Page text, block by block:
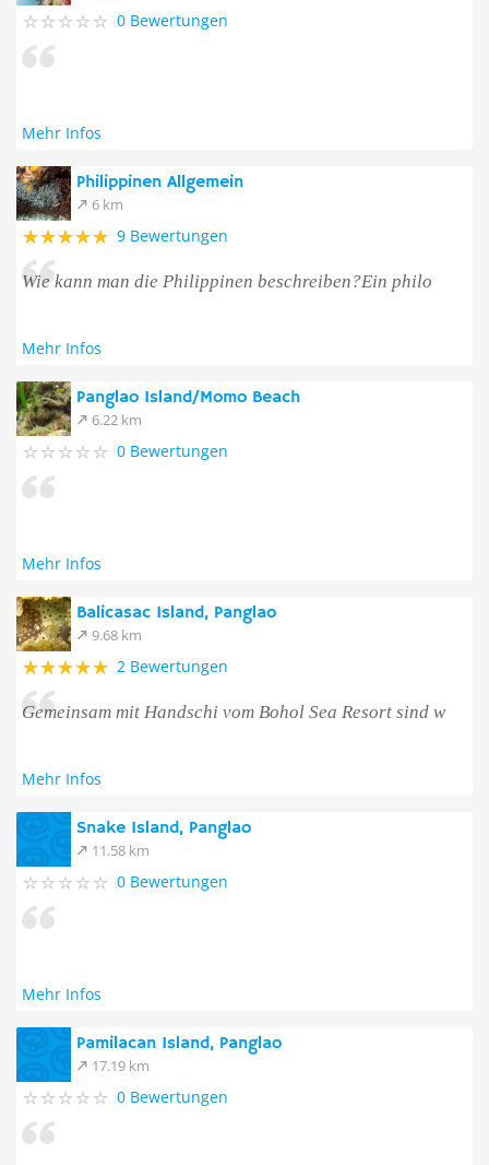
0 Bewertungen
Mehr Infos
Philippinen Allgemein
6 km
9 Bewertungen
Wie kann man die Philippinen beschreiben?Ein philo
Mehr Infos
Panglao Island/Momo Beach
6.22 km
0 Bewertungen
Mehr Infos
Balicasac Island, Panglao
9.68 km
2 Bewertungen
Gemeinsam mit Handschi vom Bohol Sea Resort sind w
Mehr Infos
Snake Island, Panglao
11.58 km
0 Bewertungen
Mehr Infos
Pamilacan Island, Panglao
17.19 km
0 Bewertungen